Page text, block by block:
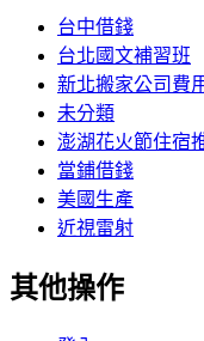
台中借錢
台北國文補習班
新北搬家公司費
未分類
澎湖花火節住宿
當鋪借錢
美國生產
近視雷射
其他操作